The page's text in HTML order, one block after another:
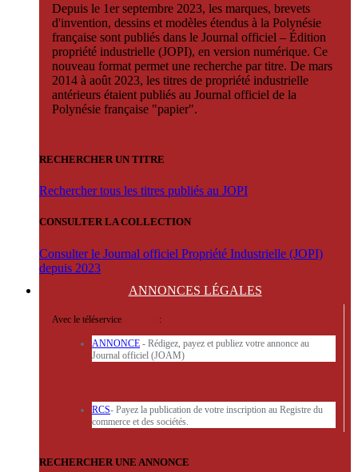
Depuis le 1er septembre 2023, les marques, brevets
d'invention, dessins et modèles étendus à la Polynésie
française sont publiés dans le Journal officiel – Édition
propriété industrielle (JOPI), en version numérique. Ce
nouveau format permet une recherche par titre. De mars
2014 à août 2023, les titres de propriété industrielle
antérieurs étaient publiés au Journal officiel de la
Polynésie française "papier".
RECHERCHER UN TITRE
Rechercher tous les titres publiés au JOPI
CONSULTER LA COLLECTION
Consulter le Journal officiel Propriété Industrielle (JOPI)
depuis 2023
ANNONCES LÉGALES
Avec le téléservice :
ANNONCE - Rédigez, payez et publiez votre annonce au
Journal officiel (JOAM)
RCS- Payez la publication de votre inscription au Registre du
commerce et des sociétés.
RECHERCHER UNE ANNONCE